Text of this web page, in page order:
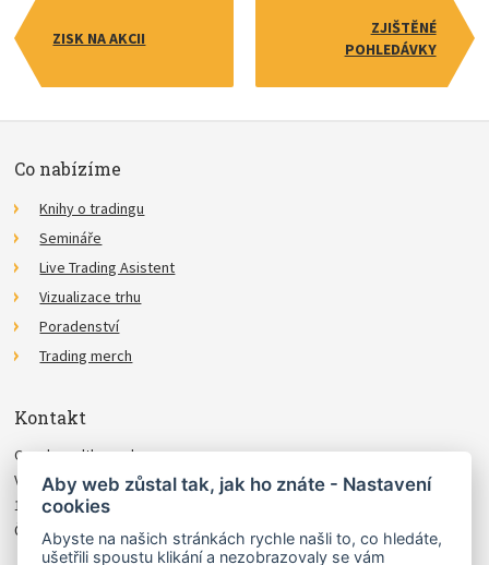
ZISK NA AKCII
ZJIŠTĚNÉ
POHLEDÁVKY
Co nabízíme
Knihy o tradingu
Semináře
Live Trading Asistent
Vizualizace trhu
Poradenství
Trading merch
Kontakt
Czechwealth, spol. s r.o.
Višňová 4
140 00 Praha 4
Česká Republika
Aby web zůstal tak, jak ho znáte - Nastavení
cookies
Abyste na našich stránkách rychle našli to, co hledáte,
ušetřili spoustu klikání a nezobrazovaly se vám